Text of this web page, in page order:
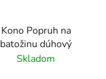
Kono Popruh na
batožinu dúhový
Skladom